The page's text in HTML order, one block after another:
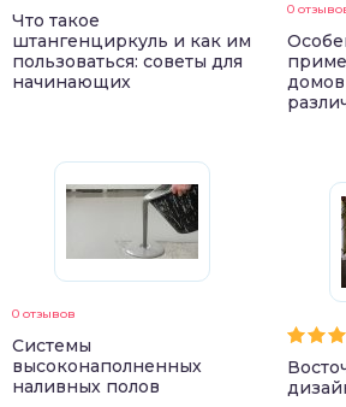
Что такое
штангенциркуль и как им
пользоваться: советы для
начинающих
0 отзывов
Системы
высоконаполненных
наливных полов
0